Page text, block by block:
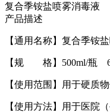
复合季铵盐喷雾消毒液
产品描述
【通用名称】复合季铵
【规 格】500ml/瓶
【使用范围】用于硬质
【使用方法】用于医院